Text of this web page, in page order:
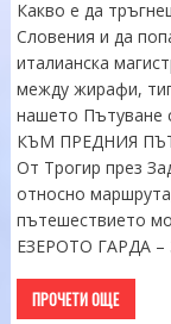
Какво е да
Словения и да
италианска
между жирафи,
нашето Пътуване
КЪМ ПРЕДНИЯ
От Трогир през
относно
пътешествието
ЕЗЕРОТО ГАРДА –
ПРОЧЕТИ ОЩЕ